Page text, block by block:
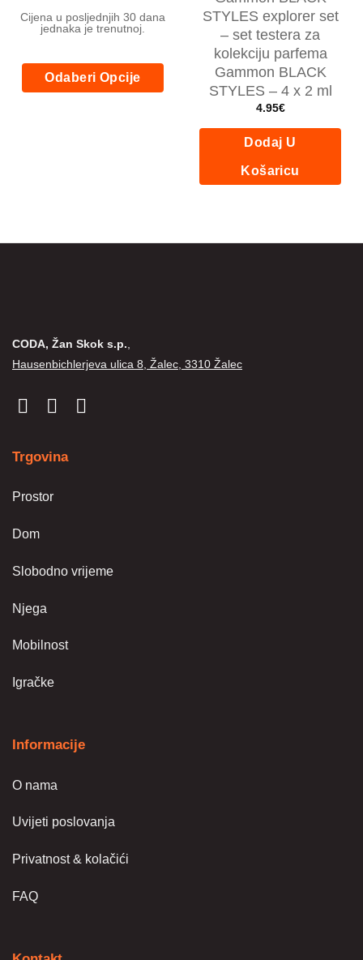
bila
je:
89.90€.
je:
59.90€.
Cijena u posljednjih 30 dana
jednaka je trenutnoj.
Odaberi Opcije
STYLES explorer set
– set testera za
kolekciju parfema
Gammon BLACK
STYLES – 4 x 2 ml
4.95€
Dodaj U
Košaricu
CODA, Žan Skok s.p.
Hausenbichlerjeva ulica 8, Žalec, 3310 Žalec
Trgovina
Prostor
Dom
Slobodno vrijeme
Njega
Mobilnost
Igračke
Informacije
O nama
Uvijeti poslovanja
Privatnost & kolačići
FAQ